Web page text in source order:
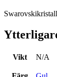
Vikt N/A